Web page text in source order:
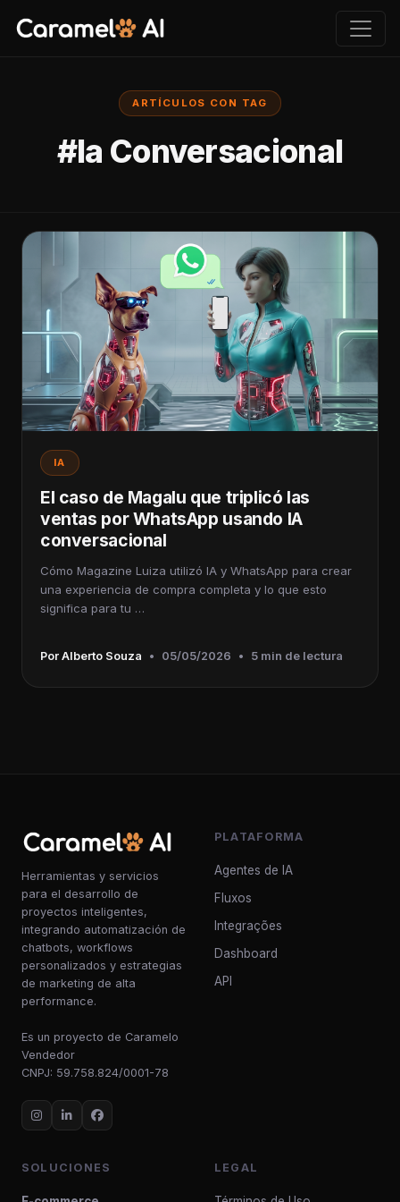
ARTÍCULOS CON TAG
#Ia Conversacional
IA
El caso de Magalu que triplicó las
ventas por WhatsApp usando IA
conversacional
Cómo Magazine Luiza utilizó IA y WhatsApp para crear
una experiencia de compra completa y lo que esto
significa para tu …
Por Alberto Souza • 05/05/2026 • 5 min de lectura
Herramientas y servicios
para el desarrollo de
proyectos inteligentes,
integrando automatización de
chatbots, workflows
personalizados y estrategias
de marketing de alta
performance.
Es un proyecto de Caramelo
Vendedor
CNPJ: 59.758.824/0001-78
PLATAFORMA
Agentes de IA
Fluxos
Integrações
Dashboard
API
SOLUCIONES LEGAL